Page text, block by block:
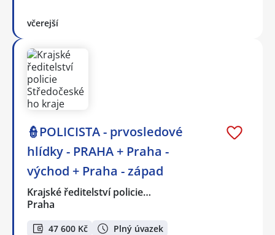
včerejší
👮POLICISTA - prvosledové
hlídky - PRAHA + Praha -
východ + Praha - západ
Krajské ředitelství policie…
Praha
47 600 Kč
Plný úvazek